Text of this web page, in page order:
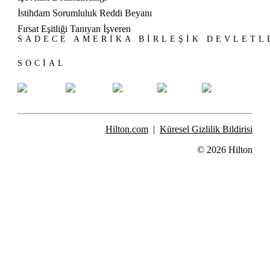
İstihdam Sorumluluk Reddi Beyanı
Fırsat Eşitliği Tanıyan İşveren
SADECE AMERIKA BIRLEŞIK
SOCIAL
Hilton.com
Küresel Gizlilik Bildirisi
© 2026 Hilton